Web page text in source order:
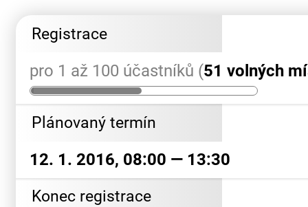
Registrace
pro 1 až 100 účastníků (51 volných
Plánovaný termín
12. 1. 2016, 08:00 — 13:30
Konec registrace